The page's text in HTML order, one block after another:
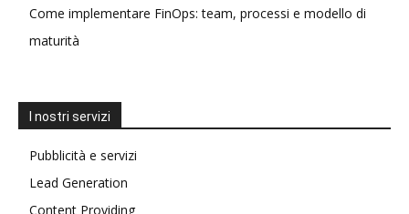
Come implementare FinOps: team, processi e modello di
maturità
I nostri servizi
Pubblicità e servizi
Lead Generation
Content Providing